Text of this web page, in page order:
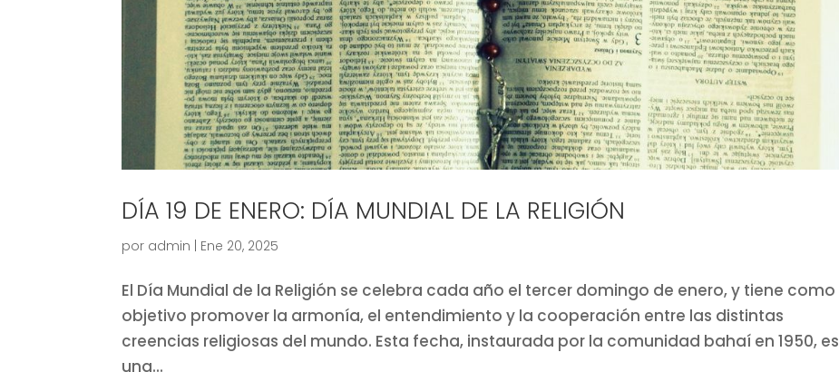
DÍA 19 DE ENERO: DÍA MUNDIAL DE LA RELIGIÓN
por admin Ene 20, 2025
El Día Mundial de la Religión se celebra cada año el tercer domingo de enero, y tiene como
objetivo promover la armonía, el entendimiento y la cooperación entre las distintas
creencias religiosas del mundo. Esta fecha, instaurada por la comunidad bahaí en 1950, es
una...